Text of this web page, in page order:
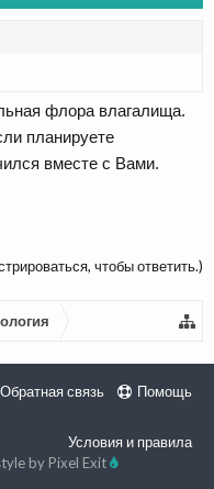
флора влагалища.
планируете
вместе с Вами.
чтобы ответить.)
Обратная связь Помощь
Условия и правила
by Pixel Exit